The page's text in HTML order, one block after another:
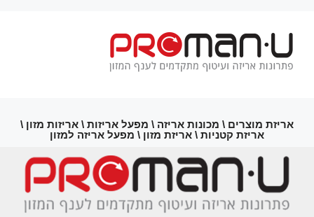
אריזת מוצרים \ מכונות אריזה \ מפעל אריזות \ אריזות מזון \
אריזת קטניות \ אריזת מזון \ מפעל אריזה למזון